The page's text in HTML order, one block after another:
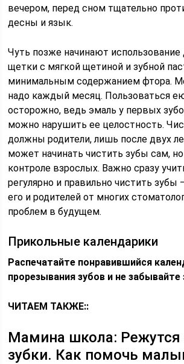
вечером, перед сном тщательно
десны и язык.
Чуть позже начинают использование
щетки с мягкой щетиной и зубной
минимальным содержанием фтора.
надо каждый месяц. Пользоваться
осторожно, ведь эмаль у первых
можно нарушить ее целостность.
должны родители, лишь после двух
может начинать чистить зубы сам,
контроле взрослых. Важно сразу
регулярно и правильно чистить зубы
его и родителей от многих
проблем в будущем.
Прикольные календарики
Распечатайте понравившийся
прорезывания зубов и не забывайте
ЧИТАЕМ ТАКЖЕ::
Мамина школа: Режутся
зубки. Как помочь